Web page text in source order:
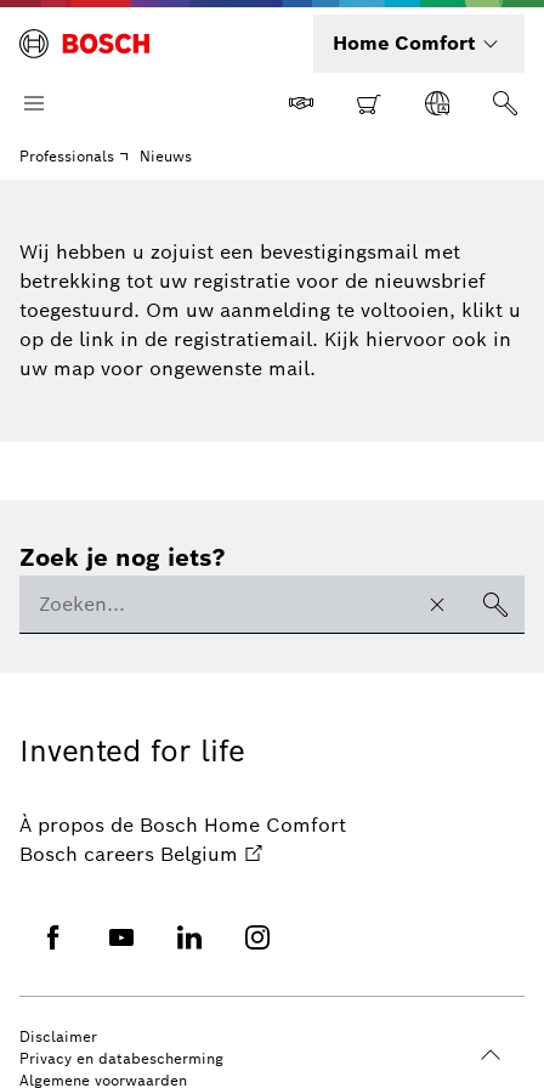
Home Comfort
Professionals Nieuws
Wij hebben u zojuist een bevestigingsmail met
betrekking tot uw registratie voor de nieuwsbrief
toegestuurd. Om uw aanmelding te voltooien, klikt u
op de link in de registratiemail. Kijk hiervoor ook in
uw map voor ongewenste mail.
Zoek je nog iets?
Invented for life
À propos de Bosch Home Comfort
Bosch careers Belgium
Disclaimer
Privacy en databescherming
Algemene voorwaarden